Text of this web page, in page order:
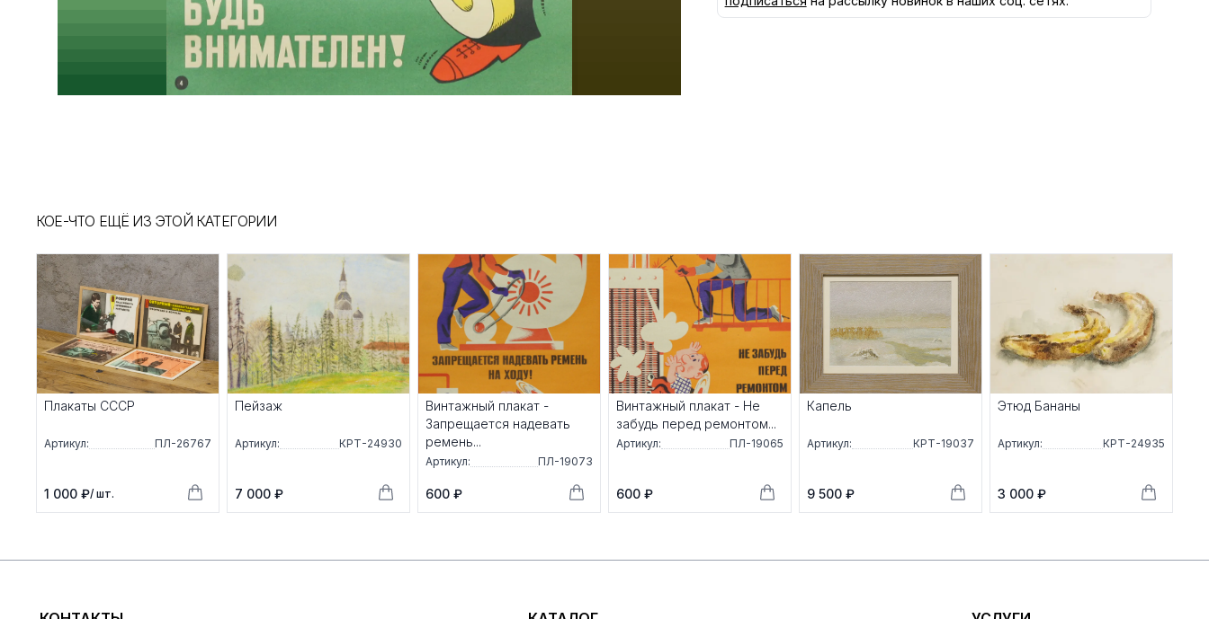
КОЕ-ЧТО ЕЩЁ ИЗ ЭТОЙ КАТЕГОРИИ
Плакаты СССР
Артикул: ПЛ-26767
1 000 ₽/ шт.
Пейзаж
Артикул: КРТ-24930
7 000 ₽
Винтажный плакат -
Запрещается надевать
ремень...
Артикул: ПЛ-19073
600 ₽
Винтажный плакат - Не
забудь перед ремонтом...
Артикул: ПЛ-19065
600 ₽
Капель
Артикул: КРТ-19037
9 500 ₽
Этюд Бананы
Артикул: КРТ-24935
3 000 ₽